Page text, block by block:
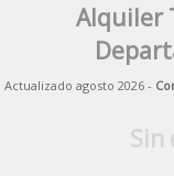
Alquiler
Actualizado agosto 2026 -
Sin